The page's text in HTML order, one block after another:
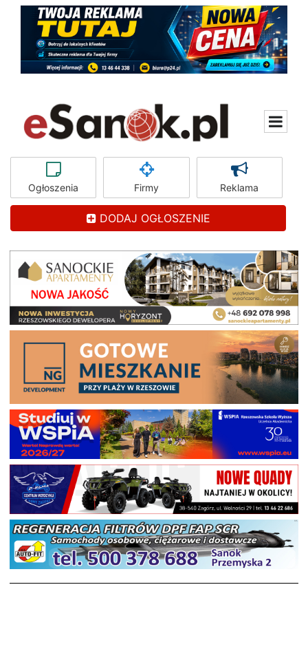
Ogłoszenia Firmy Reklama
DODAJ OGŁOSZENIE